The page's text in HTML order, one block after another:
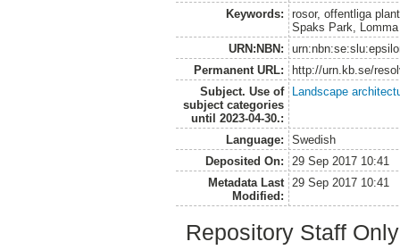
Keywords:
rosor, offentliga
Spaks Park,
URN:NBN:
Permanent URL:
http://urn.kb.se/
Subject. Use of
subject categories
until 2023-04-30.:
Landscape
Language:
Swedish
Deposited On:
29 Sep 2017 10:41
Metadata Last
Modified:
29 Sep 2017 10:41
Repository Staff